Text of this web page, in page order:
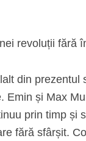
revoluții fără
din prezentul
și Max
prin timp și
fără sfârșit.